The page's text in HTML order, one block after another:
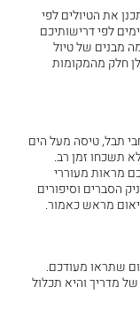
את הטיולים לפי
לפי דרישותיכם
מבנים של טיול
חלק מהמקומות
תבל, טיסה מעל הים
תשכחו זמן רב.
מראות מעוררי
הסברים וסיפורים
מראש כאמור.
שתראו מעודכם.
של מדריך והיא תכלול